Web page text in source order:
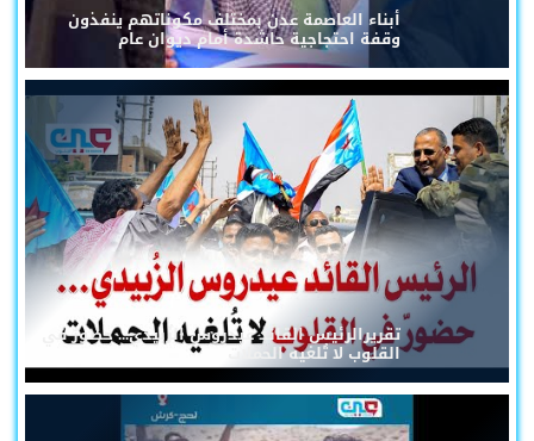
أبناء العاصمة عدن بمختلف مكوناتهم ينفذون
وقفة احتجاجية حاشدة أمام ديوان عام
تقريرالرئيس القائد عيدروس الزُبيدي... حضورٌ في
القلوب لا تُلغيه الحملات